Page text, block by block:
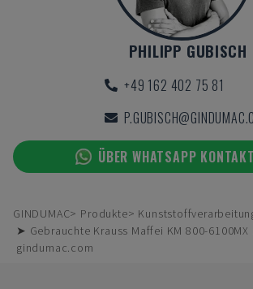
PHILIPP GUBISCH
+49 162 402 75 81
ÜBER WHATSAPP
GINDUMAC Produkte
➤ Gebrauchte Krauss Maffei KM 800-6100MX
gindumac.com